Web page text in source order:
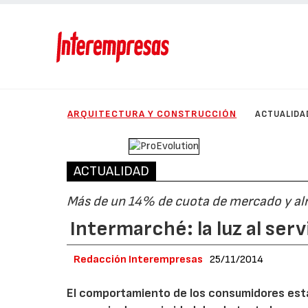
ARQUITECTURA Y CONSTRUCCIÓN
ACTUALIDAD
Más de un 14% de cuota de mercado y
Intermarché: la luz al
Redacción Interempresas 25/11/2014
El comportamiento de los consumidores